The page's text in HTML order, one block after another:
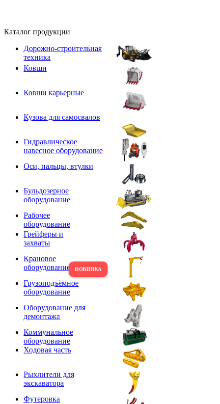
Каталог продукции
Дорожно-строительная
техника
Ковши
Ковши карьерные
Кузова для самосвалов
Гидравлическое
навесное оборудование
Оси, пальцы, втулки
Бульдозерное
оборудование
Рабочее
оборудование
Грейферы и
захваты
Крановое
оборудование
Грузоподъёмное
оборудование
Оборудование для
демонтажа
Коммунальное
оборудование
Ходовая часть
Рыхлители для
экскаватора
Футеровка